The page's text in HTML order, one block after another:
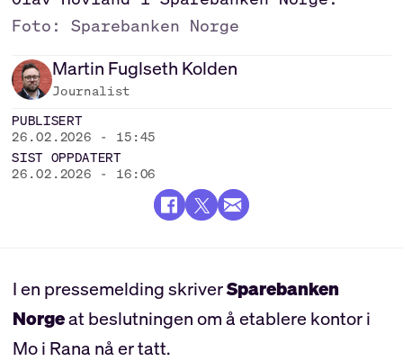
Foto: Sparebanken Norge
Martin Fuglseth Kolden
Journalist
PUBLISERT
26.02.2026 - 15:45
SIST OPPDATERT
26.02.2026 - 16:06
I en pressemelding skriverSparebanken
Norgeat beslutningen om å etablere kontor i
Mo i Rana nå er tatt.